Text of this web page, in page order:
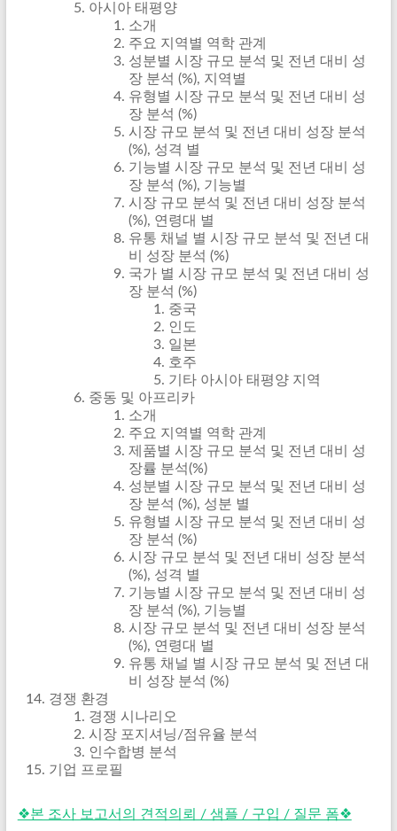
아시아 태평양
소개
주요 지역별 역학 관계
성분별 시장 규모 분석 및 전년 대비 성
장 분석 (%), 지역별
유형별 시장 규모 분석 및 전년 대비 성
장 분석 (%)
시장 규모 분석 및 전년 대비 성장 분석
(%), 성격 별
기능별 시장 규모 분석 및 전년 대비 성
장 분석 (%), 기능별
시장 규모 분석 및 전년 대비 성장 분석
(%), 연령대 별
유통 채널 별 시장 규모 분석 및 전년 대
비 성장 분석 (%)
국가 별 시장 규모 분석 및 전년 대비 성
장 분석 (%)
중국
인도
일본
호주
기타 아시아 태평양 지역
중동 및 아프리카
소개
주요 지역별 역학 관계
제품별 시장 규모 분석 및 전년 대비 성
장률 분석(%)
성분별 시장 규모 분석 및 전년 대비 성
장 분석 (%), 성분 별
유형별 시장 규모 분석 및 전년 대비 성
장 분석 (%)
시장 규모 분석 및 전년 대비 성장 분석
(%), 성격 별
기능별 시장 규모 분석 및 전년 대비 성
장 분석 (%), 기능별
시장 규모 분석 및 전년 대비 성장 분석
(%), 연령대 별
유통 채널 별 시장 규모 분석 및 전년 대
비 성장 분석 (%)
경쟁 환경
경쟁 시나리오
시장 포지셔닝/점유율 분석
인수합병 분석
기업 프로필
❖본 조사 보고서의 견적의뢰 / 샘플 / 구입 / 질문 폼❖